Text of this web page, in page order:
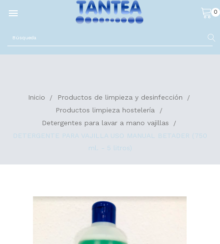
 0
Inicio
Productos de limpieza y desinfección
Productos limpieza hostelería
Detergentes para lavar a mano vajillas
DETERGENTE PARA VAJILLA USO MANUAL BETADER (750
ml. - 5 litros)